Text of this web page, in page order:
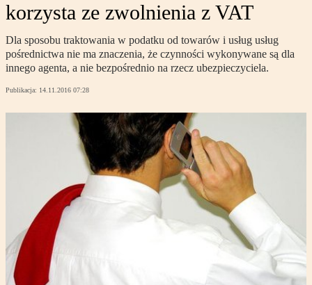
korzysta ze zwolnienia z VAT
Dla sposobu traktowania w podatku od towarów i usług usług
pośrednictwa nie ma znaczenia, że czynności wykonywane są dla
innego agenta, a nie bezpośrednio na rzecz ubezpieczyciela.
Publikacja: 14.11.2016 07:28